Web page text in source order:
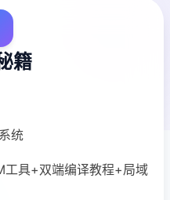
籍
统
工具+双端编译教程+局域